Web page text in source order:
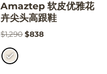
Amaztep 软皮优雅花
卉尖头高跟鞋
$1,290 $838